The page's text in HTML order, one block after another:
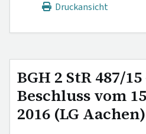
Druckansicht
BGH 2 StR 487/15
Beschluss vom
2016 (LG Aachen)